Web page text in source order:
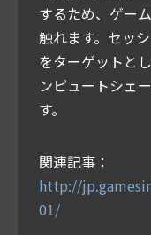
するため、ゲー
触れます。セッ
をターゲットと
ンピュートシェ
す。
関連記事：
http://
01/